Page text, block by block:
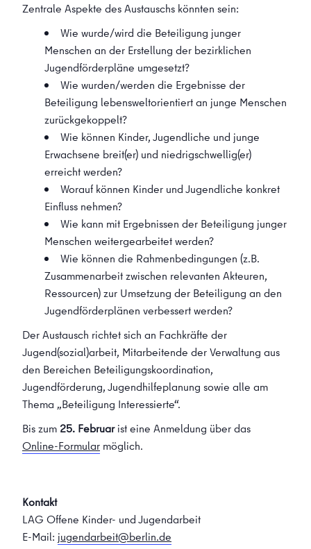
Zentrale Aspekte des Austauschs könnten sein:
Wie wurde/wird die Beteiligung junger
Menschen an der Erstellung der bezirklichen
Jugendförderpläne umgesetzt?
Wie wurden/werden die Ergebnisse der
Beteiligung lebensweltorientiert an junge Menschen
zurückgekoppelt?
Wie können Kinder, Jugendliche und junge
Erwachsene breit(er) und niedrigschwellig(er)
erreicht werden?
Worauf können Kinder und Jugendliche konkret
Einfluss nehmen?
Wie kann mit Ergebnissen der Beteiligung junger
Menschen weitergearbeitet werden?
Wie können die Rahmenbedingungen (z.B.
Zusammenarbeit zwischen relevanten Akteuren,
Ressourcen) zur Umsetzung der Beteiligung an den
Jugendförderplänen verbessert werden?
Der Austausch richtet sich an Fachkräfte der
Jugend(sozial)arbeit, Mitarbeitende der Verwaltung aus
den Bereichen Beteiligungskoordination,
Jugendförderung, Jugendhilfeplanung sowie alle am
Thema „Beteiligung Interessierte“.
Bis zum 25. Februarist eine Anmeldung über das
Online-Formular möglich.
Kontakt
LAG Offene Kinder- und Jugendarbeit
E-Mail: jugendarbeit@berlin.de